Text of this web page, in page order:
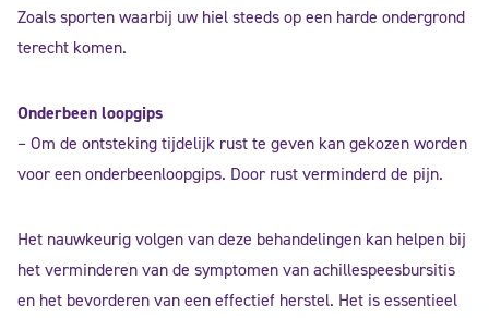
Zoals sporten waarbij uw hiel steeds op een harde ondergrond
terecht komen.
Onderbeen loopgips
– Om de ontsteking tijdelijk rust te geven kan gekozen worden
voor een onderbeenloopgips. Door rust verminderd de pijn.
Het nauwkeurig volgen van deze behandelingen kan helpen bij
het verminderen van de symptomen van achillespeesbursitis
en het bevorderen van een effectief herstel. Het is essentieel